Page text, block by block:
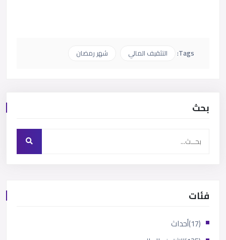
Tags: التثقيف المالي شهر رمضان
بحث
فئات
أحداث
(17)